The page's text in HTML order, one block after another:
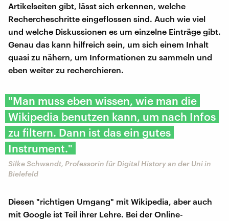
Artikelseiten gibt, lässt sich erkennen, welche
Rechercheschritte eingeflossen sind. Auch wie viel
und welche Diskussionen es um einzelne Einträge gibt.
Genau das kann hilfreich sein, um sich einem Inhalt
quasi zu nähern, um Informationen zu sammeln und
eben weiter zu recherchieren.
"Man muss eben wissen, wie man die
Wikipedia benutzen kann, um nach Infos
zu filtern. Dann ist das ein gutes
Instrument."
Silke Schwandt, Professorin für Digital History an der Uni in
Bielefeld
Diesen "richtigen Umgang" mit Wikipedia, aber auch
mit Google ist Teil ihrer Lehre. Bei der Online-